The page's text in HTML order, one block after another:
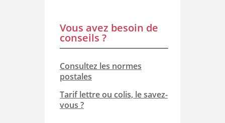
Vous avez besoin de
conseils ?
Consultez les normes
postales
Tarif lettre ou colis, le savez-
vous ?